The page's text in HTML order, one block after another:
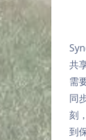
共
需
同
刻
到